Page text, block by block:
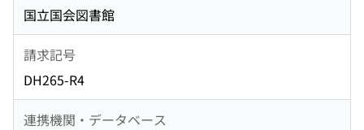
国立国会図書館
請求記号
DH265-R4
連携機関・データベース